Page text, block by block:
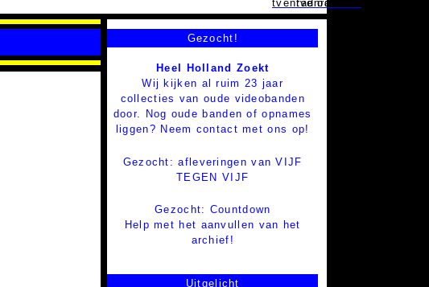
Gezocht!
Heel Holland Zoekt
Wij kijken al ruim 23 jaar
collecties van oude videobanden
door. Nog oude banden of opnames
liggen? Neem contact met ons op!
Gezocht: afleveringen van VIJF
TEGEN VIJF
Gezocht: Countdown
Help met het aanvullen van het
archief!
Uitgelicht